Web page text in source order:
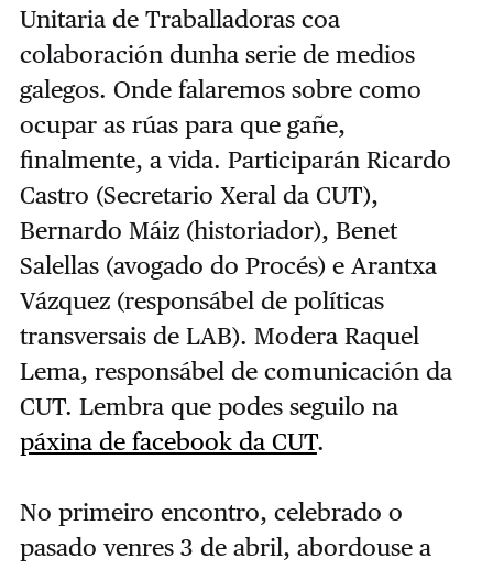
Unitaria de Traballadoras coa
colaboración dunha serie de medios
galegos. Onde falaremos sobre como
ocupar as rúas para que gañe,
finalmente, a vida. Participarán Ricardo
Castro (Secretario Xeral da CUT),
Bernardo Máiz (historiador), Benet
Salellas (avogado do Procés) e Arantxa
Vázquez (responsábel de políticas
transversais de LAB). Modera Raquel
Lema, responsábel de comunicación da
CUT. Lembra que podes seguilo na
páxina de facebook da CUT.
No primeiro encontro, celebrado o
pasado venres 3 de abril, abordouse a